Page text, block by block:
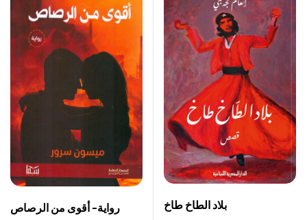
رواية- أقوى من الرصاص بلاد الطاخ طاخ